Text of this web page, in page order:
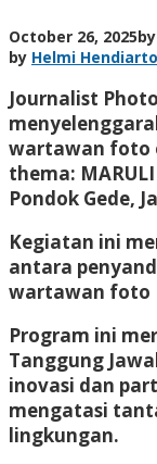
October 26, 2025by
by Helmi Hendiarto
Journalist
wartawan foto
thema:
Pondok Gede,
Kegiatan ini
antara
wartawan foto
Program ini
Tanggung
inovasi dan
mengatasi
lingkungan.